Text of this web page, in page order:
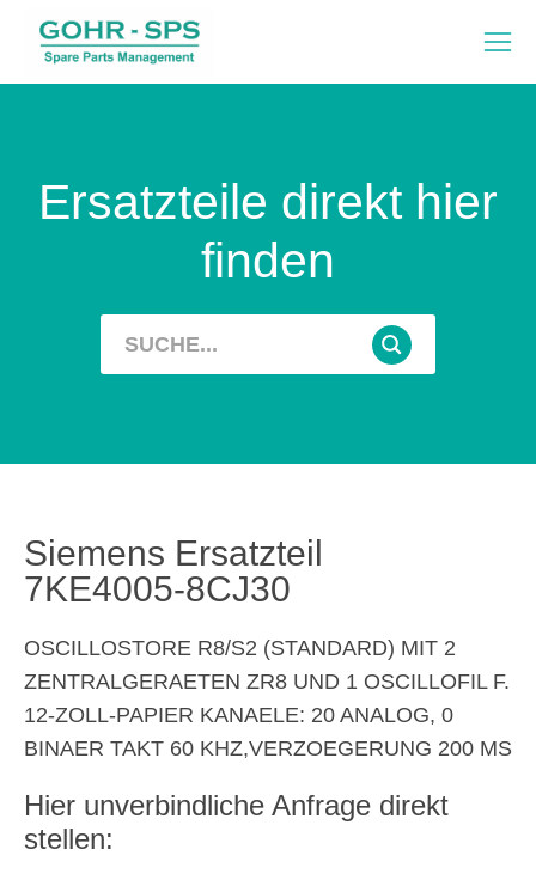
Ersatzteile direkt hier
finden
Siemens Ersatzteil
7KE4005-8CJ30
OSCILLOSTORE R8/S2 (STANDARD) MIT 2
ZENTRALGERAETEN ZR8 UND 1 OSCILLOFIL F.
12-ZOLL-PAPIER KANAELE: 20 ANALOG, 0
BINAER TAKT 60 KHZ,VERZOEGERUNG 200 MS
Hier unverbindliche Anfrage direkt
stellen: